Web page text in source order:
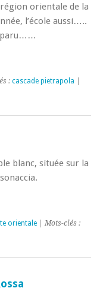
orientale de la
l’école aussi…..
: cascade pietrapola
blanc, située sur la
orientale | Mots-clés :